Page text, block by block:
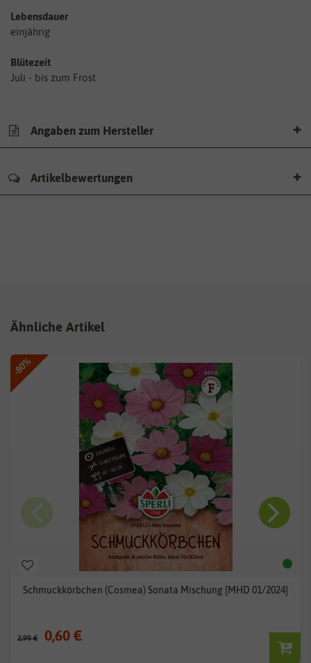
Lebensdauer
einjährig
Blütezeit
Juli - bis zum Frost
Angaben zum Hersteller
Artikelbewertungen
Ähnliche Artikel
-80%
Schmuckkörbchen (Cosmea) Sonata Mischung [MHD 01/2024]
2,99 € 0,60 €